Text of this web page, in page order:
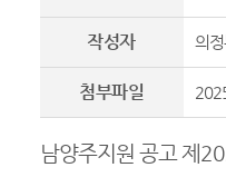
작성자 의
첨부파일
남양주지원 공고 제